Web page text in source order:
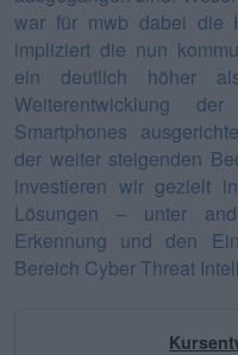
war für mwb dabei die
impliziert die nun
ein deutlich höher
Weiterentwicklung
Smartphones
der weiter steigenden
investieren wir gezielt
Lösungen – unter
Erkennung und den
Bereich Cyber Threat